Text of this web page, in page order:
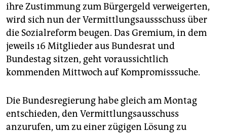
genossenschaft
epaper login
ihre Zustimmung zum Bürgergeld verweigerten,
wird sich nun der Vermittlungsaussschuss über
die Sozialreform beugen. Das Gremium, in dem
jeweils 16 Mitglieder aus Bundesrat und
Bundestag sitzen, geht voraussichtlich
kommenden Mittwoch auf Kompromisssuche.
Die Bundesregierung habe gleich am Montag
entschieden, den Vermittlungsausschuss
anzurufen, um zu einer zügigen Lösung zu